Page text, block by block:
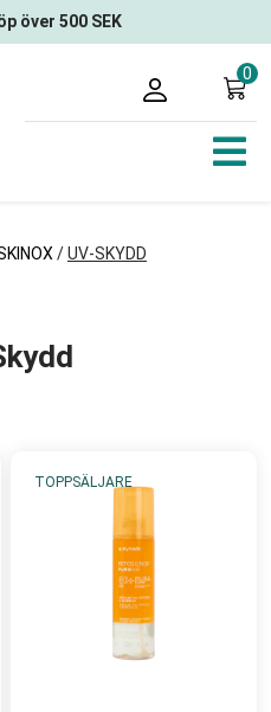
över 500 SEK
0
/UV-SKYDD
TOPPSÄLJARE